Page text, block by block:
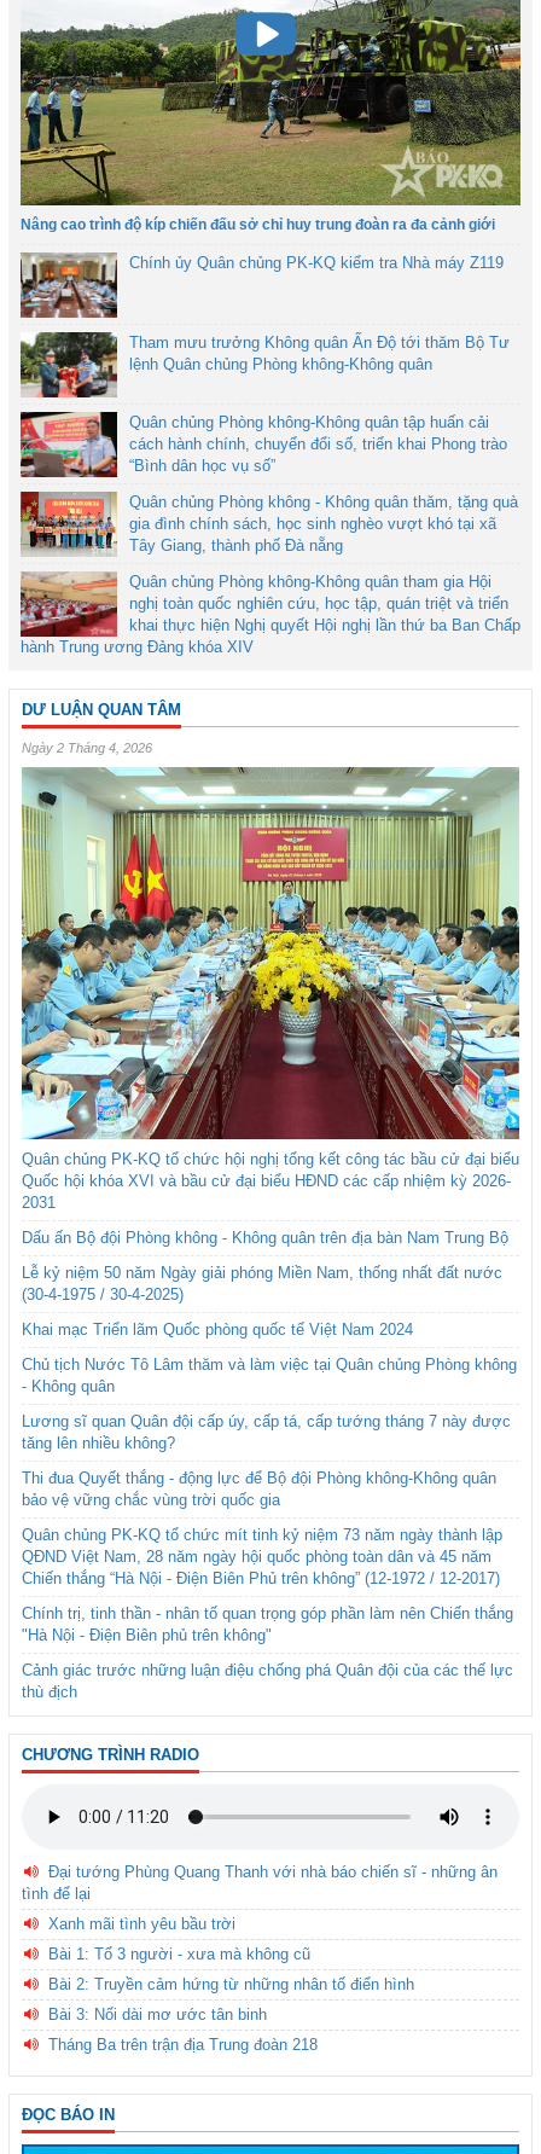
Nâng cao trình độ kíp chiến đấu sở chỉ huy trung đoàn ra đa cảnh giới
Chính ủy Quân chủng PK-KQ kiểm tra Nhà máy Z119
Tham mưu trưởng Không quân Ấn Độ tới thăm Bộ Tư
lệnh Quân chủng Phòng không-Không quân
Quân chủng Phòng không-Không quân tập huấn cải
cách hành chính, chuyển đổi số, triển khai Phong trào
“Bình dân học vụ số”
Quân chủng Phòng không - Không quân thăm, tặng quà
gia đình chính sách, học sinh nghèo vượt khó tại xã
Tây Giang, thành phố Đà nẵng
Quân chủng Phòng không-Không quân tham gia Hội
nghị toàn quốc nghiên cứu, học tập, quán triệt và triển
khai thực hiện Nghị quyết Hội nghị lần thứ ba Ban Chấp
hành Trung ương Đảng khóa XIV
DƯ LUẬN QUAN TÂM
Ngày 2 Tháng 4, 2026
Quân chủng PK-KQ tổ chức hội nghị tổng kết công tác bầu cử đại biểu
Quốc hội khóa XVI và bầu cử đại biểu HĐND các cấp nhiệm kỳ 2026-
2031
Dấu ấn Bộ đội Phòng không - Không quân trên địa bàn Nam Trung Bộ
Lễ kỷ niệm 50 năm Ngày giải phóng Miền Nam, thống nhất đất nước
(30-4-1975 / 30-4-2025)
Khai mạc Triển lãm Quốc phòng quốc tế Việt Nam 2024
Chủ tịch Nước Tô Lâm thăm và làm việc tại Quân chủng Phòng không
- Không quân
Lương sĩ quan Quân đội cấp úy, cấp tá, cấp tướng tháng 7 này được
tăng lên nhiều không?
Thi đua Quyết thắng - động lực để Bộ đội Phòng không-Không quân
bảo vệ vững chắc vùng trời quốc gia
Quân chủng PK-KQ tổ chức mít tinh kỷ niệm 73 năm ngày thành lập
QĐND Việt Nam, 28 năm ngày hội quốc phòng toàn dân và 45 năm
Chiến thắng “Hà Nội - Điện Biên Phủ trên không” (12-1972 / 12-2017)
Chính trị, tinh thần - nhân tố quan trọng góp phần làm nên Chiến thắng
"Hà Nội - Điện Biên phủ trên không"
Cảnh giác trước những luận điệu chống phá Quân đội của các thế lực
thù địch
CHƯƠNG TRÌNH RADIO
Đại tướng Phùng Quang Thanh với nhà báo chiến sĩ - những ân
tình để lại
Xanh mãi tình yêu bầu trời
Bài 1: Tổ 3 người - xưa mà không cũ
Bài 2: Truyền cảm hứng từ những nhân tố điển hình
Bài 3: Nối dài mơ ước tân binh
Tháng Ba trên trận địa Trung đoàn 218
ĐỌC BÁO IN